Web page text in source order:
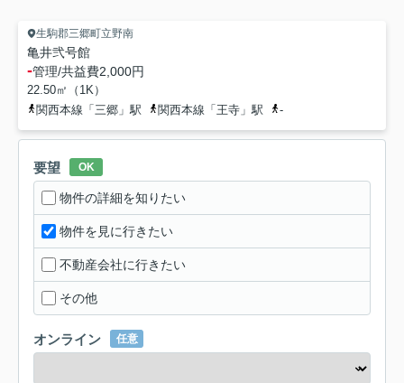
生駒郡三郷町立野南
亀井弐号館
-管理/共益費2,000円
22.50㎡（1K）
関西本線「三郷」駅
関西本線「王寺」駅 -
要望 OK
物件の詳細を知りたい
物件を見に行きたい
不動産会社に行きたい
その他
オンライン 任意